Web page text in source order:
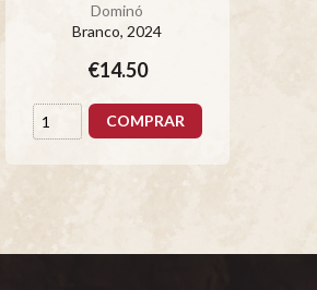
Dominó
Branco, 2024
€14.50
COMPRAR